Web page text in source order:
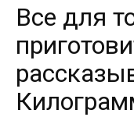
Все для